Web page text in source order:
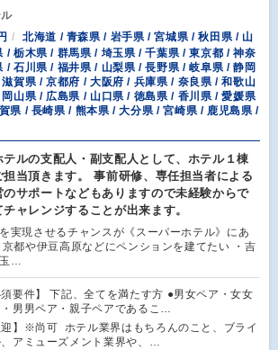
北海道 / 青森県 / 岩手県 / 宮城県 / 秋田県 / 山
/ 栃木県 / 群馬県 / 埼玉県 / 千葉県 / 東京都 / 神奈
/ 石川県 / 福井県 / 山梨県 / 長野県 / 岐阜県 / 静岡
賀県 / 京都府 / 大阪府 / 兵庫県 / 奈良県 / 和歌山
山県 / 広島県 / 山口県 / 徳島県 / 香川県 / 愛媛県
県 / 長崎県 / 熊本県 / 大分県 / 宮崎県 / 鹿児島県 /
テルの支配人・副支配人として、ホテル１棟
担当頂きます。 事前研修、専任担当者による
のサポートなどもありますので未経験からで
チャレンジすることが出来ます。
実現させるチャンスが《スーパーホテル》にあ
京都や伊豆高原などにペンションを建てたい ・吉
玉…
須要件】 下記、全てを満たす方 ●男女ペア・女女
男男ペア・親子ペアであるこ…
迎】※尚可 ホテル業界はもちろんのこと、ブライ
、アミューズメント業界や、…